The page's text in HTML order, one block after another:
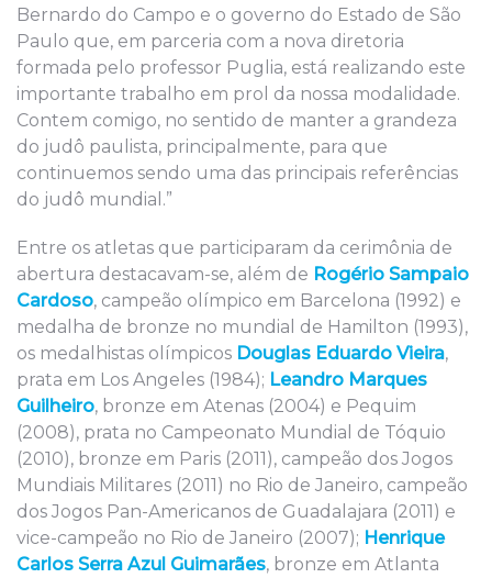
Bernardo do Campo e o governo do Estado de São
Paulo que, em parceria com a nova diretoria
formada pelo professor Puglia, está realizando este
importante trabalho em prol da nossa modalidade.
Contem comigo, no sentido de manter a grandeza
do judô paulista, principalmente, para que
continuemos sendo uma das principais referências
do judô mundial.”
Entre os atletas que participaram da cerimônia de
abertura destacavam-se, além de Rogério Sampaio
Cardoso, campeão olímpico em Barcelona (1992) e
medalha de bronze no mundial de Hamilton (1993),
os medalhistas olímpicos Douglas Eduardo Vieira,
prata em Los Angeles (1984); Leandro Marques
Guilheiro, bronze em Atenas (2004) e Pequim
(2008), prata no Campeonato Mundial de Tóquio
(2010), bronze em Paris (2011), campeão dos Jogos
Mundiais Militares (2011) no Rio de Janeiro, campeão
dos Jogos Pan-Americanos de Guadalajara (2011) e
vice-campeão no Rio de Janeiro (2007); Henrique
Carlos Serra Azul Guimarães, bronze em Atlanta